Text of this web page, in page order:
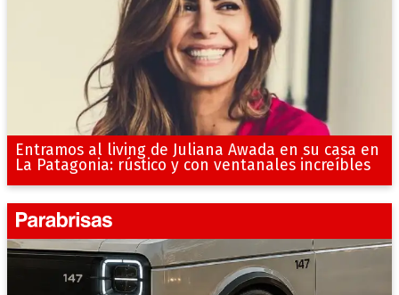
Entramos al living de Juliana Awada en su casa en
La Patagonia: rústico y con ventanales increíbles